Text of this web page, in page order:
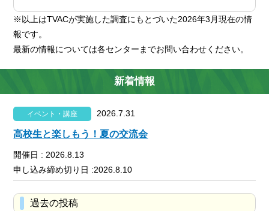
※以上はTVACが実施した調査にもとづいた2026年3月現在の情
報です。
最新の情報については各センターまでお問い合わせください。
新着情報
イベント・講座 2026.7.31
高校生と楽しもう！夏の交流会
開催日 : 2026.8.13
申し込み締め切り日 :2026.8.10
過去の投稿